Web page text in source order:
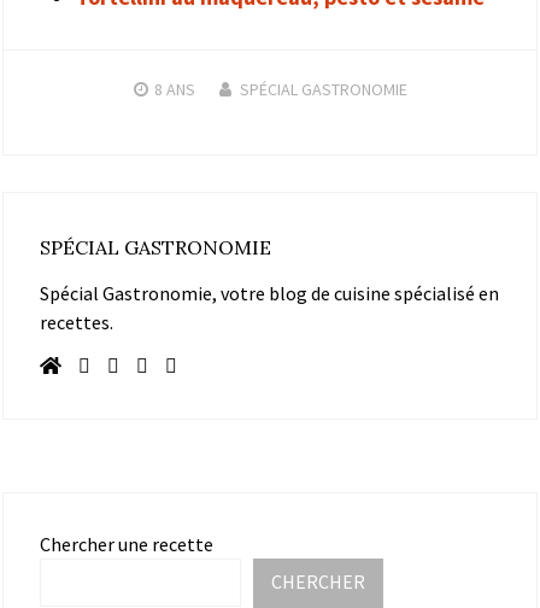
8 ANS SPÉCIAL GASTRONOMIE
SPÉCIAL GASTRONOMIE
Spécial Gastronomie, votre blog de cuisine spécialisé en
recettes.
Chercher une recette
CHERCHER